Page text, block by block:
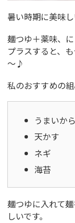
暑い時期に美味し
麺つゆ＋薬味、
プラスすると、
～♪
私のおすすめの
うまいか
天かす
ネギ
海苔
麺つゆに入れて
しいです。